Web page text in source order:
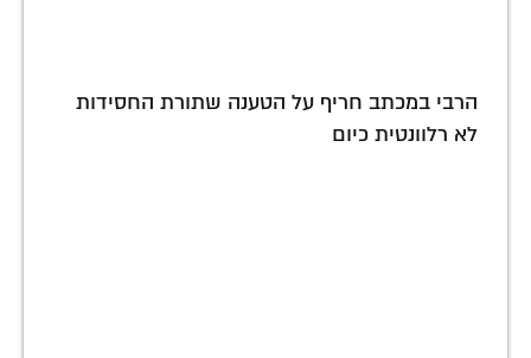
הרבי במכתב חריף על הטענה שתורת החסידות
לא רלוונטית כיום